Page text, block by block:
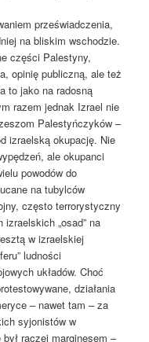
przeświadczenia,
na bliskim wschodzie.
części Palestyny,
opinię publiczną, ale też
to jako na radosną
razem jednak Izrael nie
Palestyńczyków –
izraelską okupację. Nie
ale okupanci
powodów do
na tubylców
często terrorystyczny
„osad” na
w izraelskiej
ludności
układów. Choć
działania
– nawet tam – za
syjonistów w
raczej marginesem –